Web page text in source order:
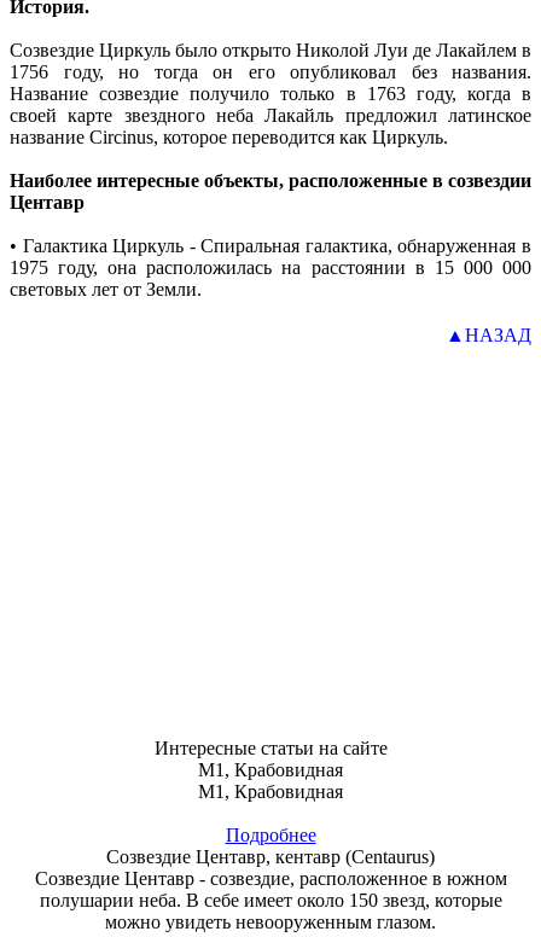
История.
Созвездие Циркуль было открыто Николой Луи де Лакайлем в
1756 году, но тогда он его опубликовал без названия.
Название созвездие получило только в 1763 году, когда в
своей карте звездного неба Лакайль предложил латинское
название Circinus, которое переводится как Циркуль.
Наиболее интересные объекты, расположенные в созвездии
Центавр
• Галактика Циркуль - Спиральная галактика, обнаруженная в
1975 году, она расположилась на расстоянии в 15 000 000
световых лет от Земли.
▲НАЗАД
Интересные статьи на сайте
M1, Крабовидная
M1, Крабовидная
Подробнее
Созвездие Центавр, кентавр (Centaurus)
Созвездие Центавр - созвездие, расположенное в южном
полушарии неба. В себе имеет около 150 звезд, которые
можно увидеть невооруженным глазом.